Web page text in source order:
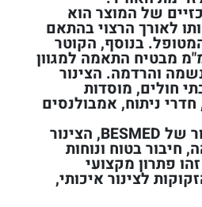
של המוצר הוא
לאורך הרצוי בהתאם
בנוסף, הקוטר
של 22 מ"מ מבטיח התאמה למגוון
והרדמה. הצינור
חולים, מוסדות
ניתוח, אמבולנסים
הודות לאיכות הייצור של BESMED, הצינור
חיבור בטוח ונוחות
פתרון מקצועי
לצינור איכותי,